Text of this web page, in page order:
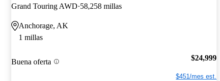
Grand Touring AWD 58,258 millas
Anchorage, AK
1 millas
Buena oferta $24,999
$451/mes est.